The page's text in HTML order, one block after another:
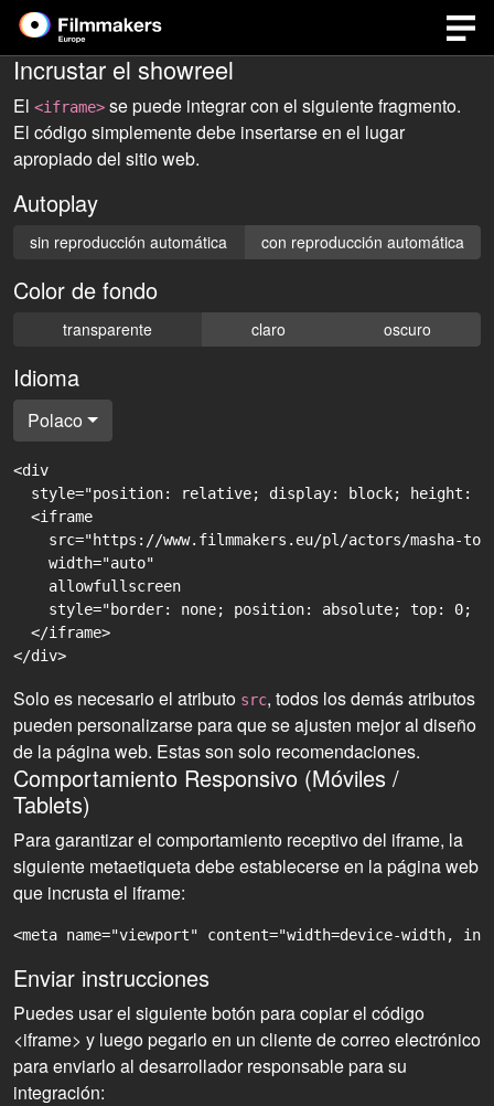
Incrustar el showreel
El <iframe> se puede integrar con el siguiente fragmento.
El código simplemente debe insertarse en el lugar
apropiado del sitio web.
Autoplay
sin reproducción automática con reproducción automática
Color de fondo
transparente claro oscuro
Idioma
Polaco
<div
style="position: relative; display: block; height:
  <iframe
src="https://www.filmmakers.eu/pl/actors/masha-
    width="auto"
    allowfullscreen
style="border: none; position: absolute; top: 0;
  </iframe>
Solo es necesario el atributo src, todos los demás atributos
pueden personalizarse para que se ajusten mejor al diseño
de la página web. Estas son solo recomendaciones.
Comportamiento Responsivo (Móviles /
Tablets)
Para garantizar el comportamiento receptivo del iframe, la
siguiente metaetiqueta debe establecerse en la página web
que incrusta el iframe:
<meta name="viewport" content="width=device-width,
Enviar instrucciones
Puedes usar el siguiente botón para copiar el código
<iframe> y luego pegarlo en un cliente de correo electrónico
para enviarlo al desarrollador responsable para su
integración: